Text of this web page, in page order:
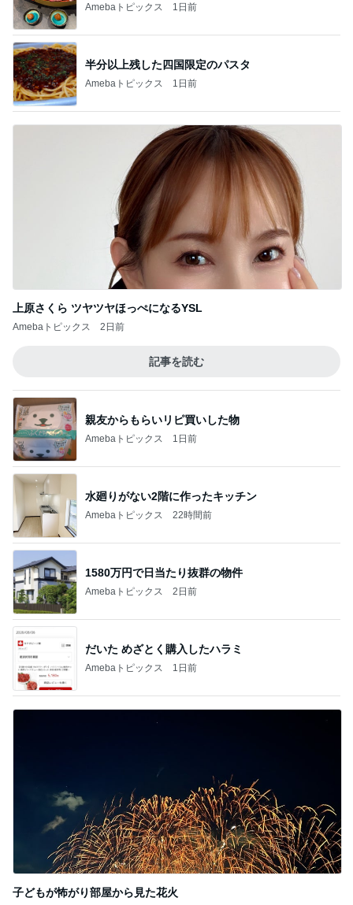
Amebaトピックス 1日前
半分以上残した四国限定のパスタ
Amebaトピックス 1日前
上原さくら ツヤツヤほっぺになるYSL
Amebaトピックス 2日前
記事を読む
親友からもらいリピ買いした物
Amebaトピックス 1日前
水廻りがない2階に作ったキッチン
Amebaトピックス 22時間前
1580万円で日当たり抜群の物件
Amebaトピックス 2日前
だいた めざとく購入したハラミ
Amebaトピックス 1日前
子どもが怖がり部屋から見た花火